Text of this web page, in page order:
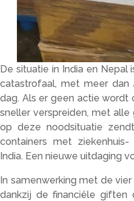
De situatie in India en Nepal
catastrofaal, met meer
dag. Als er geen actie wordt
sneller verspreiden, met
op deze noodsituatie
containers met
India. Een nieuwe uitdaging
In samenwerking met de
dankzij de financiële giften